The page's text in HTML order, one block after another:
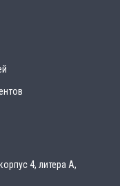
4, литера А,